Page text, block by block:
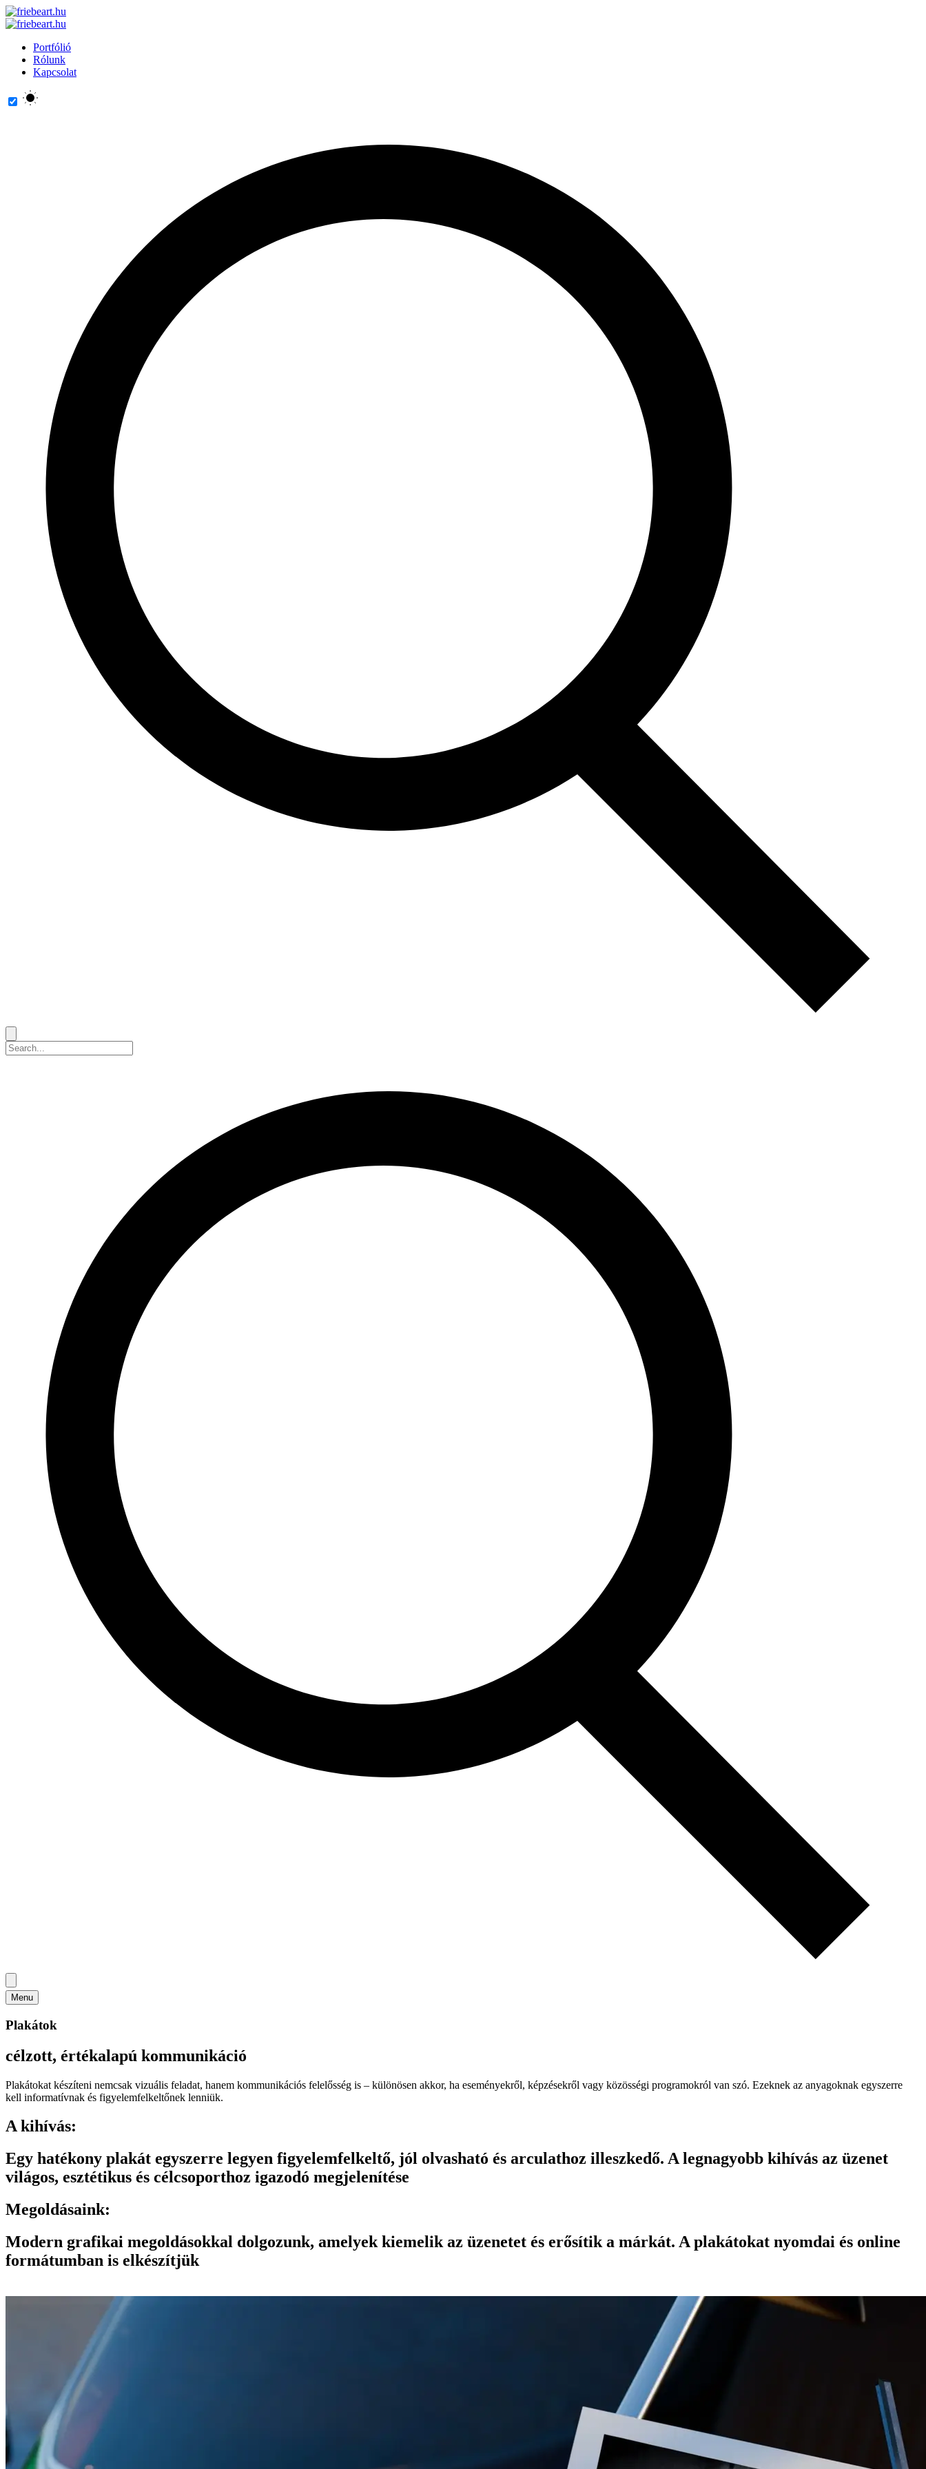
Portfólió
Rólunk
Kapcsolat
Menu
Plakátok
célzott, értékalapú kommunikáció
Plakátokat készíteni nemcsak vizuális feladat, hanem kommunikációs felelősség is – különösen akkor, ha eseményekről, képzésekről vagy közösségi programokról van szó. Ezeknek az anyagoknak egyszerre
kell informatívnak és figyelemfelkeltőnek lenniük.
A kihívás:
Egy hatékony plakát egyszerre legyen figyelemfelkeltő, jól olvasható és arculathoz illeszkedő. A legnagyobb kihívás az üzenet
világos, esztétikus és célcsoporthoz igazodó megjelenítése
Megoldásaink:
Modern grafikai megoldásokkal dolgozunk, amelyek kiemelik az üzenetet és erősítik a márkát. A plakátokat nyomdai és online
formátumban is elkészítjük